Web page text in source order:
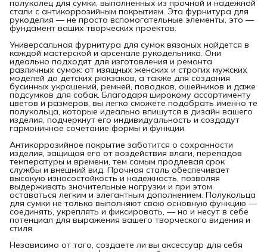
полуколец для сумки, выполненных из прочной и надежной
стали с антикоррозийным покрытием. Эта фурнитура для
рукоделия — не просто вспомогательные элементы, это —
фундамент ваших творческих проектов.
Универсальная фурнитура для сумок вязаных найдется в
каждой мастерской и арсенале рукодельника. Они
идеально подходят для изготовления и ремонта
различных сумок: от изящных женских и строгих мужских
моделей до детских рюкзаков, а также для создания
бусинных украшений, ремней, поводков, ошейников и даже
подсумков для собак. Благодаря широкому ассортименту
цветов и размеров, вы легко сможете подобрать именно те
полукольца, которые идеально впишутся в дизайн вашего
изделия, подчеркнут его индивидуальность и создадут
гармоничное сочетание формы и функции.
Антикоррозийное покрытие заботится о сохранности
изделия, защищая его от воздействия влаги, перепадов
температуры и времени, тем самым продлевая срок
службы и внешний вид. Прочная сталь обеспечивает
высокую износостойкость и надежность, позволяя
выдерживать значительные нагрузки и при этом
оставаться легким и элегантным дополнением. Полукольца
для сумки не только выполняют свою основную функцию —
соединять, укреплять и фиксировать, — но и несут в себе
потенциал для выражения вашего творческого видения и
стиля.
Независимо от того, создаете ли вы аксессуар для себя